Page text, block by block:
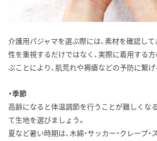
介護用パジャマを選ぶ際には、素材を確認し
性を重視するだけではなく、実際に着用する
ぶことにより、肌荒れや褥瘡などの予防に繋げ
・季節
高齢になると体温調節を行うことが難しくな
て生地を選びましょう。
夏など暑い時期は、木綿・サッカー・クレープ